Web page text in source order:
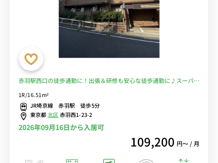
赤羽駅西口の徒歩通勤に！出張＆研修も安心な徒歩通勤に♪スーパー
1R/16.51m²
JR埼京線 赤羽駅 徒歩5分
東京都北区赤羽西1-23-2
2026年09月16日から入居可
109,200 円〜 / 月